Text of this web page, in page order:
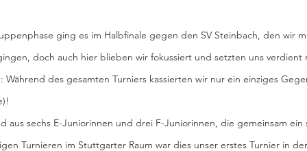
ging es im Halbfinale gegen den SV Steinbach, den wir
doch auch hier blieben wir fokussiert und setzten uns
des gesamten Turniers kassierten wir nur ein einziges
aus sechs E-Juniorinnen und drei F-Juniorinnen, die gemeinsam ein
Turnieren im Stuttgarter Raum war dies unser erstes Turnier in